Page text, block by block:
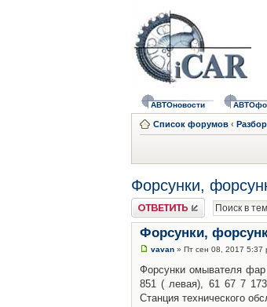
АВТОновости
Список форумов ‹
Форсунки,
Ответить
Форсунки,
vavan » Пт сен 08, 2017 5:37
Форсунки омывателя
851 ( левая), 61 67 7
Станция технического